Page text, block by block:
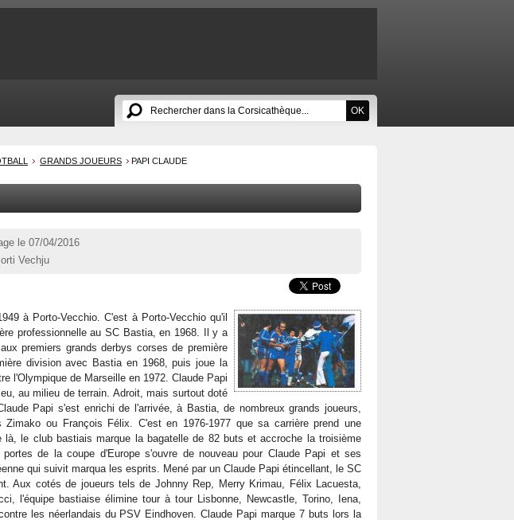
GRANDS JOUEURS PAPI CLAUDE
le 07/04/2016
Vechju
à Porto-Vecchio. C'est à Porto-Vecchio qu'il
professionnelle au SC Bastia, en 1968. Il y a
premiers grands derbys corses de première
division avec Bastia en 1968, puis joue la
l'Olympique de Marseille en 1972. Claude Papi
au milieu de terrain. Adroit, mais surtout doté
Papi s'est enrichi de l'arrivée, à Bastia, de nombreux grands joueurs,
Zimako ou François Félix. C'est en 1976-1977 que sa carrière prend une
là, le club bastiais marque la bagatelle de 82 buts et accroche la troisième
de la coupe d'Europe s'ouvre de nouveau pour Claude Papi et ses
qui suivit marqua les esprits. Mené par un Claude Papi étincellant, le SC
Aux cotés de joueurs tels de Johnny Rep, Merry Krimau, Félix Lacuesta,
l'équipe bastiaise élimine tour à tour Lisbonne, Newcastle, Torino, Iena,
les néerlandais du PSV Eindhoven. Claude Papi marque 7 buts lors la